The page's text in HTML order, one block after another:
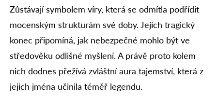
Zůstávají symbolem víry, která se odmítla podřídit
mocenským strukturám své doby. Jejich tragický
konec připomíná, jak nebezpečné mohlo být ve
středověku odlišné myšlení. A právě proto kolem
nich dodnes přežívá zvláštní aura tajemství, která z
jejich jména učinila téměř legendu.